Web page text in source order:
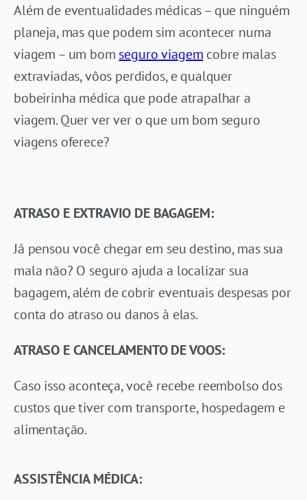
Além de eventualidades médicas – que ninguém
planeja, mas que podem sim acontecer numa
viagem – um bom seguroviagem cobre malas
extraviadas, vôos perdidos, e qualquer
bobeirinha médica que pode atrapalhar a
viagem. Quer ver ver o que um bom seguro
viagens oferece?
ATRASO E EXTRAVIO DE BAGAGEM:
Já pensou você chegar em seu destino, mas sua
mala não? O seguro ajuda a localizar sua
bagagem, além de cobrir eventuais despesas por
conta do atraso ou danos à elas.
ATRASO E CANCELAMENTO DE VOOS:
Caso isso aconteça, você recebe reembolso dos
custos que tiver com transporte, hospedagem e
alimentação.
ASSISTÊNCIA MÉDICA: